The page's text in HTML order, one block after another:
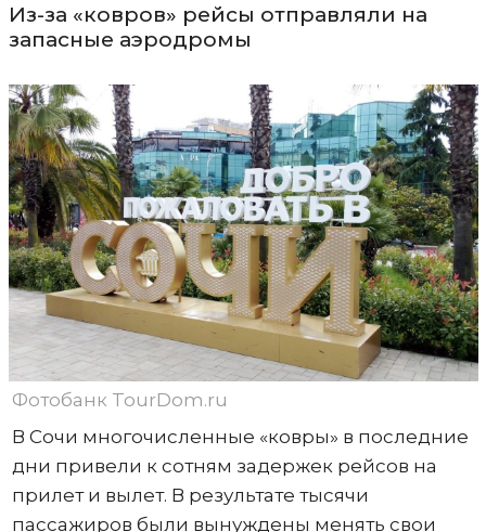
Из-за «ковров» рейсы отправляли на
запасные аэродромы
Фотобанк TourDom.ru
В Сочи многочисленные «ковры» в последние
дни привели к сотням задержек рейсов на
прилет и вылет. В результате тысячи
пассажиров были вынуждены менять свои